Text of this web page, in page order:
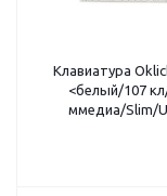
Клавиатура
<белый/107
ммедиа/Slim/